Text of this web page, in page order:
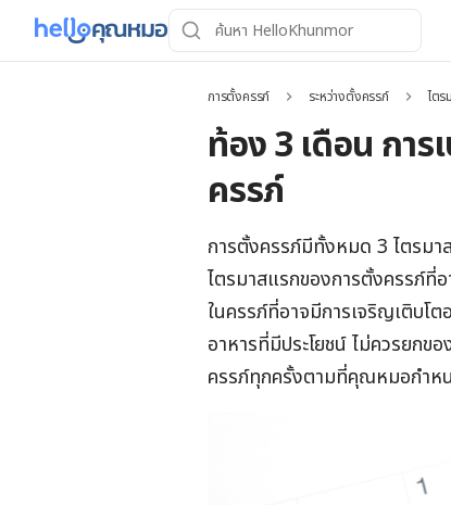
การตั้งครรภ์ ระหว่างตั้งครรภ์ ไตร
ท้อง 3 เดือน กา
ครรภ์
การตั้งครรภ์มีทั้งหมด 3 ไตรม
ไตรมาสแรกของการตั้งครรภ์ที่
ในครรภ์ที่อาจมีการเจริญเติบโต
อาหารที่มีประโยชน์ ไม่ควรยกข
ครรภ์ทุกครั้งตามที่คุณหมอกำห